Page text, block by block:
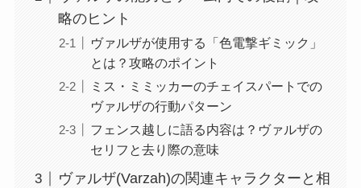
略のヒント
ヴァルザが使用する「色電撃ギミック」
とは？攻略のポイント
ミス・ミミッカーのチェイスパートでの
ヴァルザの行動パターン
フェンス越しに語る内容は？ヴァルザの
セリフと去り際の意味
ヴァルザ(Varzah)の関連キャラクターと相